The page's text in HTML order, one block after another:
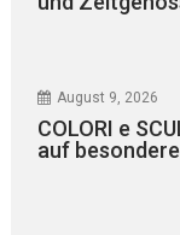
August 9, 2026
COLORI e
auf